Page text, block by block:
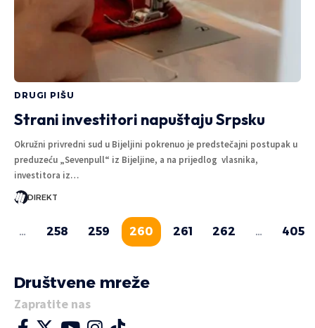
DRUGI PIŠU
Strani investitori napuštaju Srpsku
Okružni privredni sud u Bijeljini pokrenuo je predstečajni postupak u
preduzeću „Sevenpull“ iz Bijeljine, a na prijedlog vlasnika,
investitora iz…
DIREKT
… 258 259 260 261 262 … 405
Društvene mreže
Zapratite nas